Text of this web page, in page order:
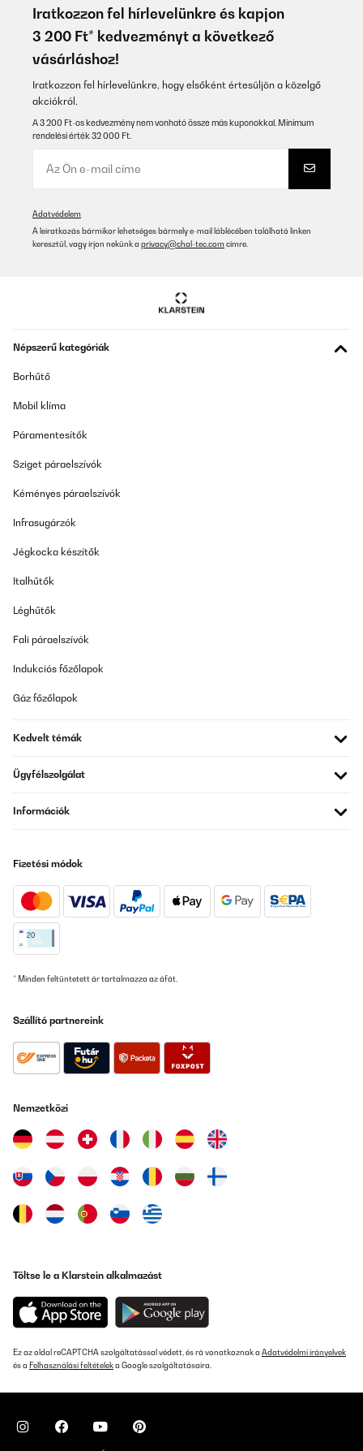
Iratkozzon fel hírlevelünkre és kapjon
3 200 Ft* kedvezményt a következő
vásárláshoz!
Iratkozzon fel hírlevelünkre, hogy elsőként értesüljön a közelgő
akciókról.
A 3 200 Ft-os kedvezmény nem vonható össze más kuponokkal. Minimum
rendelési érték 32 000 Ft.
Adatvédelem
A leiratkozás bármikor lehetséges bármely e-mail láblécében található linken
keresztül, vagy írjon nekünk a privacy@chal-tec.com címre.
Népszerű kategóriák
Borhűtő
Mobil klíma
Páramentesítők
Sziget páraelszívók
Kéményes páraelszívók
Infrasugárzók
Jégkocka készítők
Italhűtők
Léghűtők
Fali páraelszívók
Indukciós főzőlapok
Gáz főzőlapok
Kedvelt témák
Ügyfélszolgálat
Információk
Fizetési módok
* Minden feltüntetett ár tartalmazza az áfát.
Szállító partnereink
Nemzetközi
Töltse le a Klarstein alkalmazást
Ez az oldal reCAPTCHA szolgáltatással védett, és rá vonatkoznak a Adatvédelmi irányelvek
és a Felhasználási feltételeka Google szolgáltatásaira.